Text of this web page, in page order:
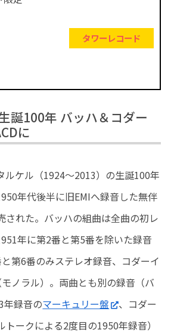
タワーレコード
誕100年 バッハ＆コダー
に
ルケル（1924～2013）の生誕100年
年代後半に旧EMIへ録音した無伴
された。バッハの組曲は全曲の初レ
年に第2番と第5番を除いた録音
第6番のみステレオ録音、コダーイ
ノラル）。両曲とも別の録音（バ
年録音のマーキュリー盤
、コダー
ークによる2度目の1950年録音）